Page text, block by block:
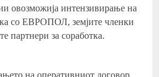
овозможија интензивирање на
со ЕВРОПОЛ, земјите членки
за соработка.
на оперативниот договор